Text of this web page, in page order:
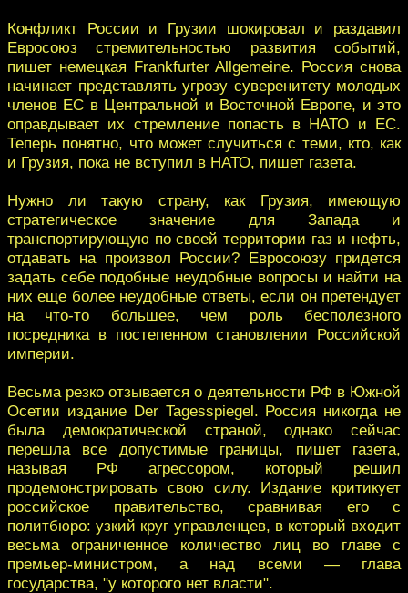
Конфликт России и Грузии шокировал и раздавил
Евросоюз стремительностью развития событий,
пишет немецкая Frankfurter Allgemeine. Россия снова
начинает представлять угрозу суверенитету молодых
членов ЕС в Центральной и Восточной Европе, и это
оправдывает их стремление попасть в НАТО и ЕС.
Теперь понятно, что может случиться с теми, кто, как
и Грузия, пока не вступил в НАТО, пишет газета.
Нужно ли такую страну, как Грузия, имеющую
стратегическое значение для Запада и
транспортирующую по своей территории газ и нефть,
отдавать на произвол России? Евросоюзу придется
задать себе подобные неудобные вопросы и найти на
них еще более неудобные ответы, если он претендует
на что-то большее, чем роль бесполезного
посредника в постепенном становлении Российской
империи.
Весьма резко отзывается о деятельности РФ в Южной
Осетии издание Der Tagesspiegel. Россия никогда не
была демократической страной, однако сейчас
перешла все допустимые границы, пишет газета,
называя РФ агрессором, который решил
продемонстрировать свою силу. Издание критикует
российское правительство, сравнивая его с
политбюро: узкий круг управленцев, в который входит
весьма ограниченное количество лиц во главе с
премьер-министром, а над всеми — глава
государства, "у которого нет власти".